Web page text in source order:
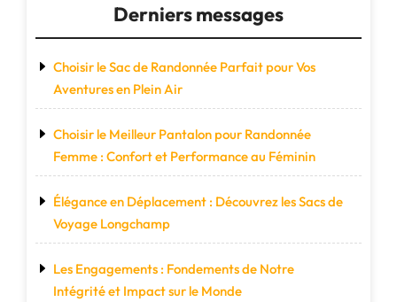
Derniers messages
Choisir le Sac de Randonnée Parfait pour Vos
Aventures en Plein Air
Choisir le Meilleur Pantalon pour Randonnée
Femme : Confort et Performance au Féminin
Élégance en Déplacement : Découvrez les Sacs de
Voyage Longchamp
Les Engagements : Fondements de Notre
Intégrité et Impact sur le Monde